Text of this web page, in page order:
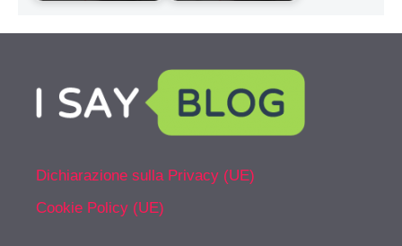
Dichiarazione sulla Privacy (UE)
Cookie Policy (UE)